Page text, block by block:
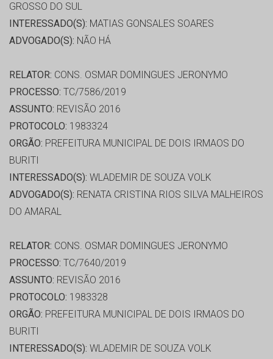
GROSSO DO SUL
INTERESSADO(S): MATIAS GONSALES SOARES
ADVOGADO(S): NÃO HÁ
RELATOR: CONS. OSMAR DOMINGUES JERONYMO
PROCESSO: TC/7586/2019
ASSUNTO: REVISÃO 2016
PROTOCOLO: 1983324
ORGÃO: PREFEITURA MUNICIPAL DE DOIS IRMAOS DO
BURITI
INTERESSADO(S): WLADEMIR DE SOUZA VOLK
ADVOGADO(S): RENATA CRISTINA RIOS SILVA MALHEIROS
DO AMARAL
RELATOR: CONS. OSMAR DOMINGUES JERONYMO
PROCESSO: TC/7640/2019
ASSUNTO: REVISÃO 2016
PROTOCOLO: 1983328
ORGÃO: PREFEITURA MUNICIPAL DE DOIS IRMAOS DO
BURITI
INTERESSADO(S): WLADEMIR DE SOUZA VOLK